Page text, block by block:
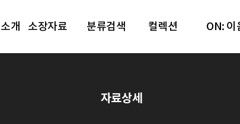
개 소장자료 분류검색 컬렉션 ON: 이
자료상세